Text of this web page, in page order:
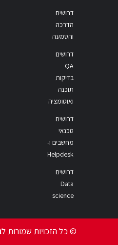
דרושים
הדרכה
והטמעה
דרושים
QA
בדיקות
תוכנה
ואוטומציה
דרושים
טכנאי
מחשבים ו-
Helpdesk
דרושים
Data
science
© כל הזכויות שמורות ל